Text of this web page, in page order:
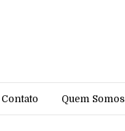
Contato Quem Somos